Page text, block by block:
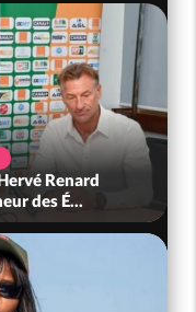
Renard
des É...